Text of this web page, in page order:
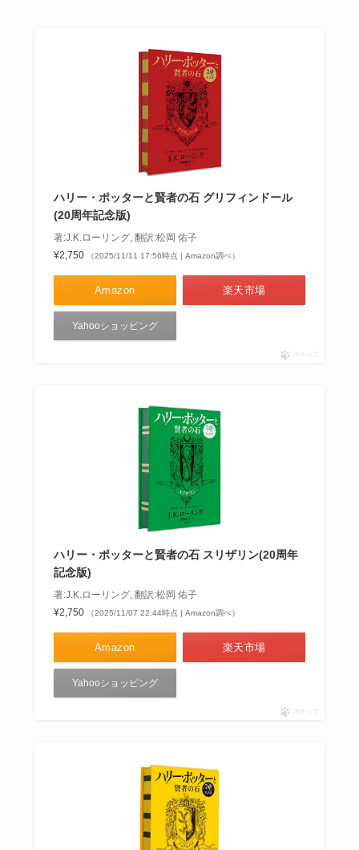
ハリー・ポッターと賢者の石 グリフィンドール
(20周年記念版)
著:J.K.ローリング, 翻訳:松岡 佑子
¥2,750
（2025/11/11 17:56時点 | Amazon調べ）
Amazon 楽天市場
Yahooショッピング
ポチップ
ハリー・ポッターと賢者の石 スリザリン(20周年
記念版)
著:J.K.ローリング, 翻訳:松岡 佑子
¥2,750
（2025/11/07 22:44時点 | Amazon調べ）
Amazon 楽天市場
Yahooショッピング
ポチップ